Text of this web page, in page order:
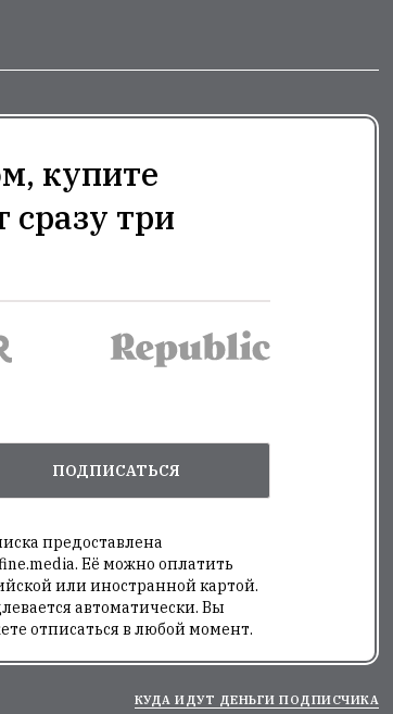
купите
сразу три
ПОДПИСАТЬСЯ
предоставлена
Её можно оплатить
или иностранной картой.
автоматически. Вы
отписаться в любой момент.
КУДА ИДУТ ДЕНЬГИ ПОДПИСЧИКА